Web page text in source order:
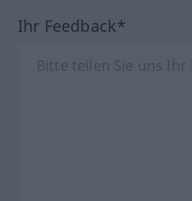
Ihr Feedback*